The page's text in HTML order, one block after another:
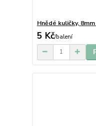
Hnědé kuličky,
5 Kč/balení